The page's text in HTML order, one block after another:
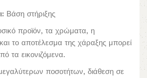
Βάση στήριξης
προϊόν, τα χρώματα, η
το αποτέλεσμα της χάραξης μπορεί
τα εικονιζόμενα.
ποσοτήτων, διάθεση σε